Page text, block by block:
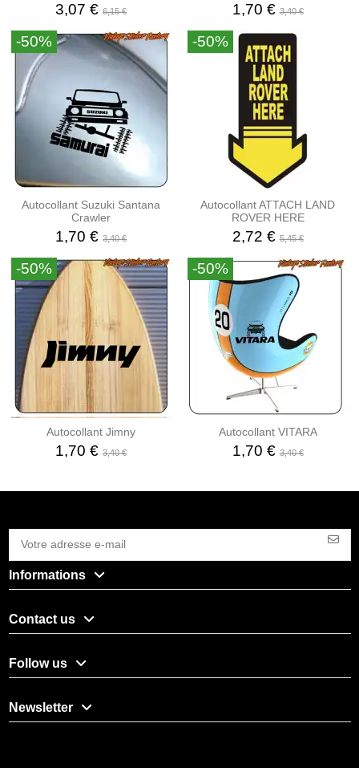
3,07 €6,15 € 1,70 €3,40 €
-50%
Autocollant Suzuki Santana
Crawler
1,70 €3,40 €
-50%
Autocollant ATTACH LAND
ROVER HERE
2,72 €5,45 €
-50%
Autocollant Jimny
1,70 €3,40 €
-50%
Autocollant VITARA
1,70 €3,40 €
Informations
Contact us
Follow us
Newsletter